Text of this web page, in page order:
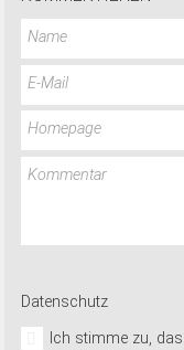
Name
E-Mail
Homepage
Kommentar
Datenschutz
Ich stimme zu,